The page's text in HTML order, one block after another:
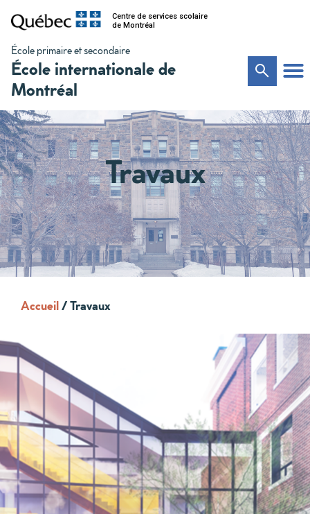
Centre de services scolaire
de Montréal
École primaire et secondaire
École internationale de
Montréal
Travaux
Accueil/Travaux